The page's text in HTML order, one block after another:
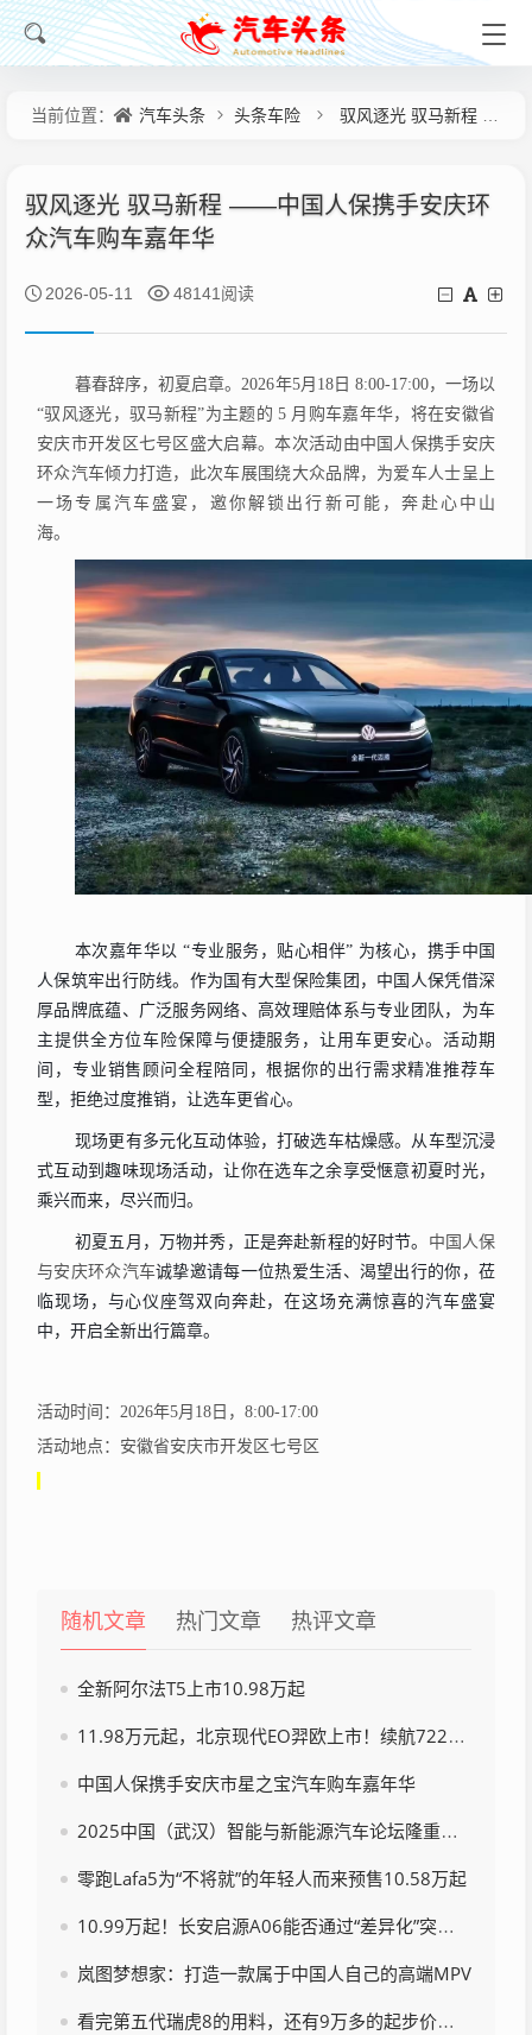
当前位置： 汽车头条 头条车险 驭风逐光 驭马新程 ——中国人保携手安庆环众汽车购车嘉年华
驭风逐光 驭马新程 ——中国人保携手安庆环
众汽车购车嘉年华
2026-05-11 48141阅读
暮春辞序，初夏启章。2026年5月 18日 8:00-17:00，一场以
“驭风逐光，驭马新程”为主题的 5 月购车嘉年华，将在安徽省
安庆市开发区七号区盛大启幕。本次活动由中国人保携手安庆
环众汽车倾力打造， 此次车展围绕大众品牌， 为爱车人士呈上
一场专属汽车盛宴，邀你解锁出行新 可 能，奔赴心中山
海。
本次嘉年华以 “专业服务，贴心相伴” 为核心，携手中国
人保筑牢出行防线。作为国有大型保险集团，中国人保凭借深
厚品牌底蕴、广泛服务网络、高效理赔体系与专业团队，为车
主提供全方位车险保障与便捷服务，让用车更安心。活动期
间，专业销售顾问全程陪同，根据你的出行需求精准推荐车
型，拒绝过度推销，让选车更省心。
现场更有多元化互动体验，打破选车枯燥感。从车型沉浸
式互动到趣味现场活动，让你在选车之余享受惬意初夏时光，
乘兴而来，尽兴而归。
初夏五月，万物并秀，正是奔赴新程的好时节。 中国人保
与安庆环众汽车诚挚邀请每一位热爱生活、渴望出行的你，莅
临现场，与心仪座驾双向奔赴，在这场充满惊喜的汽车盛宴
中，开启全新出行篇章。
活动时间： 2026年5月 18 日， 8:00-17:00
活动地点：安徽省安庆市开发区七号区
随机文章 热门文章 热评文章
全新阿尔法T5上市10.98万起
11.98万元起，北京现代EO羿欧上市！续航722km
中国人保携手安庆市星之宝汽车购车嘉年华
2025中国（武汉）智能与新能源汽车论坛隆重举行
零跑Lafa5为“不将就”的年轻人而来预售10.58万起
10.99万起！长安启源A06能否通过“差异化”突围？
岚图梦想家：打造一款属于中国人自己的高端MPV
看完第五代瑞虎8的用料，还有9万多的起步价，我陷入了沉思